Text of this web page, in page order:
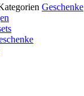
Geschenke